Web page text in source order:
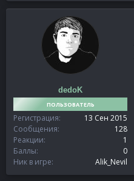
dedoK
ПОЛЬЗОВАТЕЛЬ
Регистрация
13 Сен 2015
Сообщения
128
Реакции
1
Баллы
0
Ник в игре
Alik_Nevil